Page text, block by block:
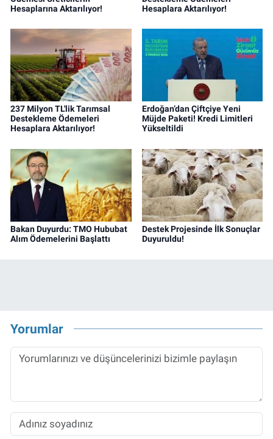
Hesaplarına Aktarılıyor!
Hesaplara Aktarılıyor!
237 Milyon TL'lik Tarımsal
Destekleme Ödemeleri
Hesaplara Aktarılıyor!
Erdoğan’dan Çiftçiye Yeni
Müjde Paketi! Kredi Limitleri
Yükseltildi
Bakan Duyurdu: TMO Hububat
Alım Ödemelerini Başlattı
Destek Projesinde İlk Sonuçlar
Duyuruldu!
Yorumlar